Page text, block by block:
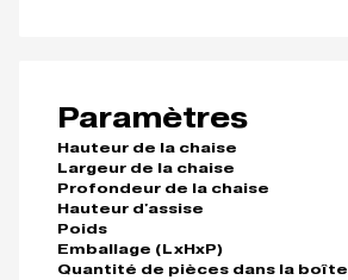
Paramètres
Hauteur de la chaise
Largeur de la chaise
Profondeur de la chaise
Hauteur d'assise
Poids
Emballage (LxHxP)
Quantité de pièces dans la boîte